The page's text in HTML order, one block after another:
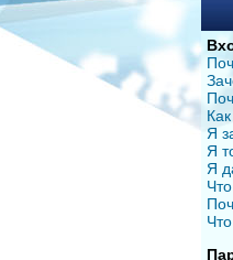
Я
Я
Я